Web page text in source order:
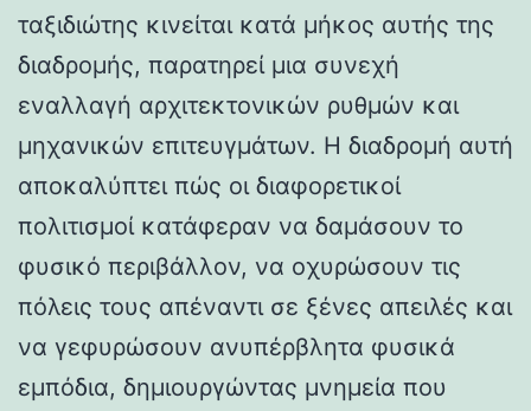
ταξιδιώτης κινείται κατά μήκος αυτής της
διαδρομής, παρατηρεί μια συνεχή
εναλλαγή αρχιτεκτονικών ρυθμών και
μηχανικών επιτευγμάτων. Η διαδρομή αυτή
αποκαλύπτει πώς οι διαφορετικοί
πολιτισμοί κατάφεραν να δαμάσουν το
φυσικό περιβάλλον, να οχυρώσουν τις
πόλεις τους απέναντι σε ξένες απειλές και
να γεφυρώσουν ανυπέρβλητα φυσικά
εμπόδια, δημιουργώντας μνημεία που